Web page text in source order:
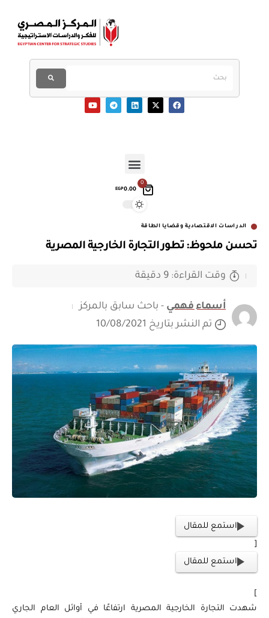
0
EGP0.00
الدراسات الاقتصادية وقضايا الطاقة
تحسن ملحوظ: تطور التجارة الخارجية المصرية
أسماء فهمي- باحث سابق بالمركز
تم النشر بتاريخ 10/08/2021
وقت القراءة: 9 دقيقة
استمع للمقال
استمع للمقال
شهدت التجارة الخارجية المصرية ارتفاعًا في أوائل العام الجاري